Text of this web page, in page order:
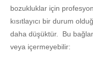
bozukluklar için
kısıtlayıcı bir durum
daha düşüktür. Bu
veya içermeyebilir: